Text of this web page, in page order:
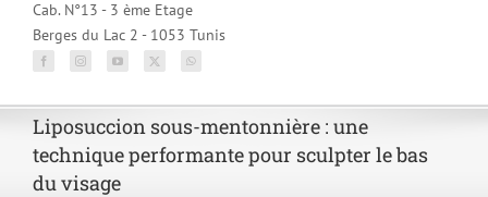
Cab. N°13 - 3 ème Etage
Berges du Lac 2 - 1053 Tunis
Liposuccion sous-mentonnière : une
technique performante pour sculpter le bas
du visage